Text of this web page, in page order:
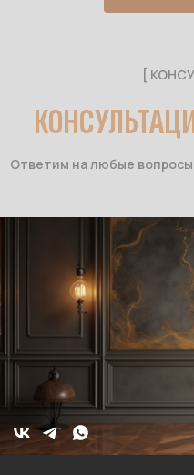
[
Ответим на любые